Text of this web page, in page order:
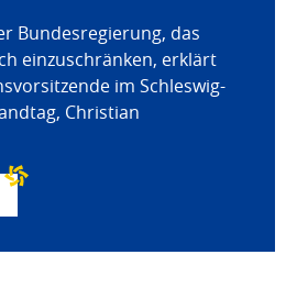
Bundesregierung, das
einzuschränken, erklärt
im Schleswig-
Christian